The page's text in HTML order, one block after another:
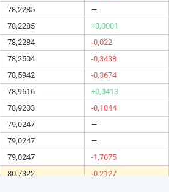
78,2285
—
78,2285
+0,0001
78,2284
-0,022
78,2504
-0,3438
78,5942
-0,3674
78,9616
+0,0413
78,9203
-0,1044
79,0247
—
79,0247
—
79,0247
-1,7075
80,7322
-0,2127